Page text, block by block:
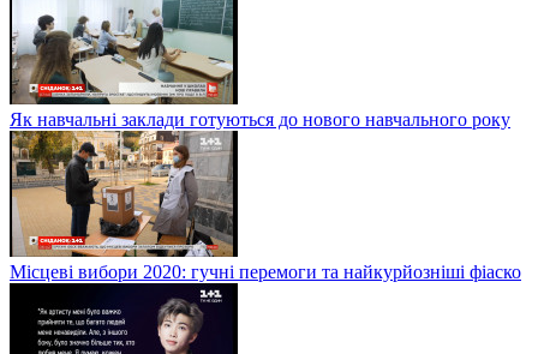
Як навчальні заклади готуються до нового навчального року
Місцеві вибори 2020: гучні перемоги та найкурйозніші фіаско